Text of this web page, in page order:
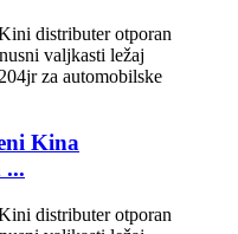
Kina
...